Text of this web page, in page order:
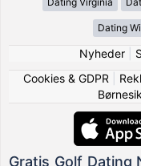
Dating
Nyheder|
Cookies & GDPR
Gratis Golf